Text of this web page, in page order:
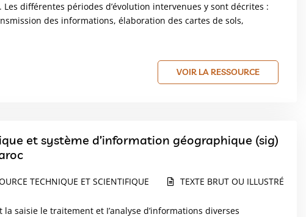
différentes périodes d’évolution intervenues y sont décrites :
des informations, élaboration des cartes de sols,
VOIR LA RESSOURCE
et système d’information géographique (sig)
TECHNIQUE ET SCIENTIFIQUE TEXTE BRUT OU ILLUSTRÉ
saisie le traitement et I’analyse d’informations diverses